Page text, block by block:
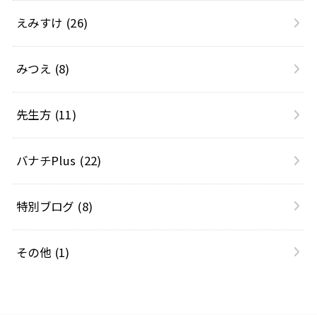
えみすけ (26)
みつえ (8)
先生方 (11)
バナチPlus (22)
特別ブログ (8)
その他 (1)